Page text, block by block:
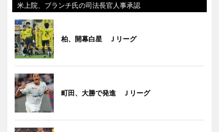
米上院、ブランチ氏の司法長官人事承認
柏、開幕白星 Ｊリーグ
町田、大勝で発進 Ｊリーグ